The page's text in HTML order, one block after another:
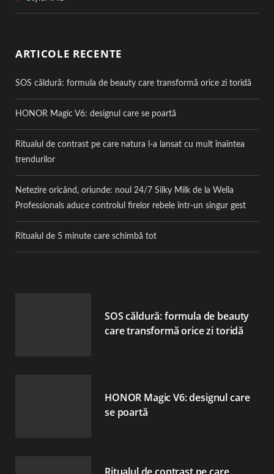
ARTICOLE RECENTE
SOS căldură: formula de beauty care transformă orice zi toridă
HONOR Magic V6: designul care se poartă
Ritualul de contrast pe care natura l-a lansat cu mult înaintea
trendurilor
Netezire oricând, oriunde: noul 24/7 Silky Milk de la Wella
Professionals aduce controlul firelor rebele într-un singur gest
Ritualul de 5 minute care schimbă tot
SOS căldură: formula de beauty
care transformă orice zi toridă
HONOR Magic V6: designul care
se poartă